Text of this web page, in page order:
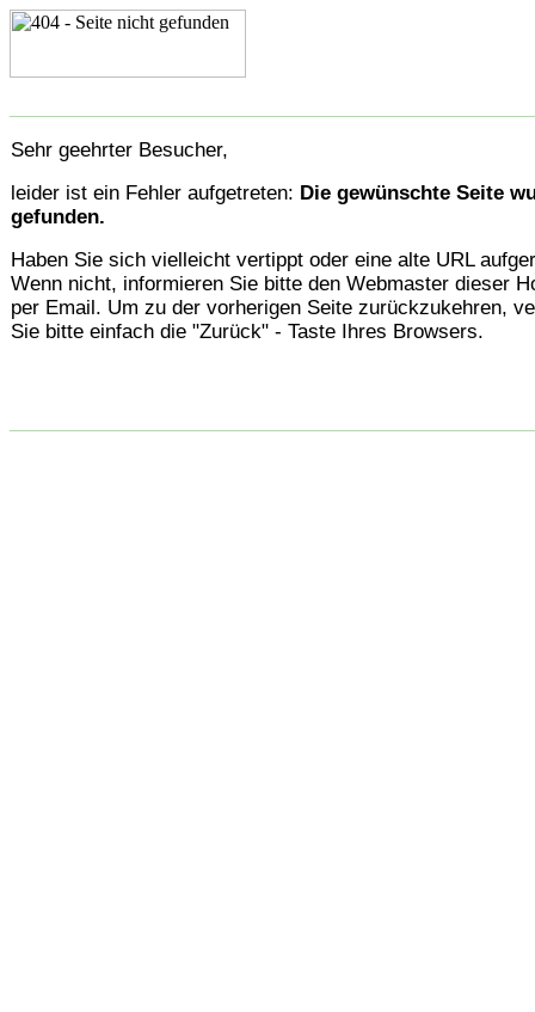
Sehr geehrter Besucher,
leider ist ein Fehler aufgetreten: Die gewünschte Seite
gefunden.
Haben Sie sich vielleicht vertippt oder eine alte URL
Wenn nicht, informieren Sie bitte den Webmaster dieser
per Email. Um zu der vorherigen Seite zurückzukehren,
Sie bitte einfach die "Zurück" - Taste Ihres Browsers.